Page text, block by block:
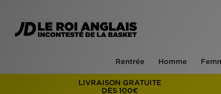
Rentrée Homme
LIVRAISON GRATUITE
DÈS 100€